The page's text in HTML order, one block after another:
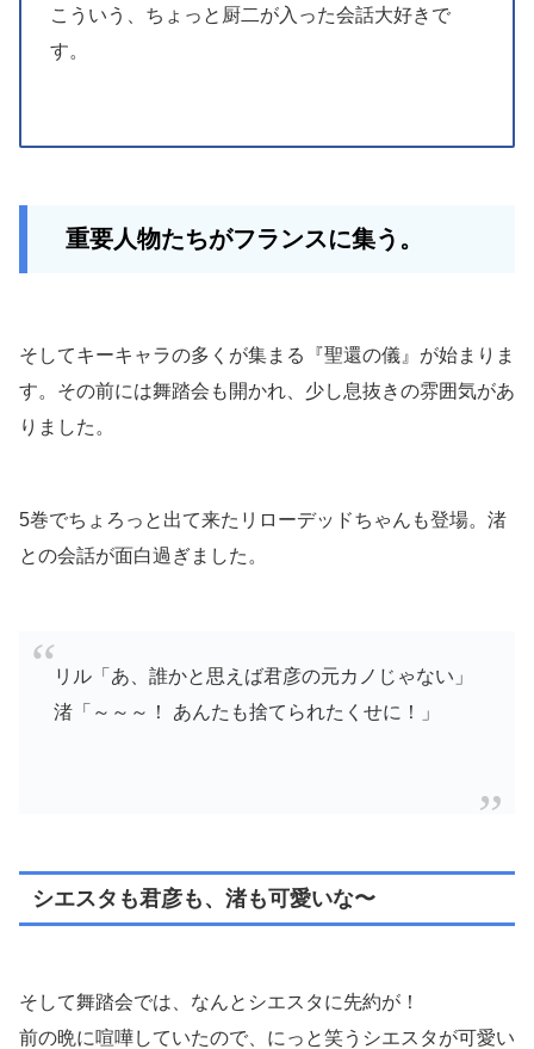
こういう、ちょっと厨二が入った会話大好きで
す。
重要人物たちがフランスに集う。
そしてキーキャラの多くが集まる『聖還の儀』が始まりま
す。その前には舞踏会も開かれ、少し息抜きの雰囲気があ
りました。
5巻でちょろっと出て来たリローデッドちゃんも登場。渚
との会話が面白過ぎました。
リル「あ、誰かと思えば君彦の元カノじゃない」
渚「～～～！ あんたも捨てられたくせに！」
シエスタも君彦も、渚も可愛いな〜
そして舞踏会では、なんとシエスタに先約が！
前の晩に喧嘩していたので、にっと笑うシエスタが可愛い